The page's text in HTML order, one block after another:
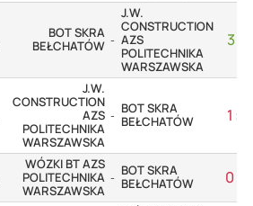
BOT SKRA
BEŁCHATÓW -
J.W.
CONSTRUCTION
AZS
POLITECHNIKA
WARSZAWSKA
3
J.W.
CONSTRUCTION
AZS
POLITECHNIKA
WARSZAWSKA
- BOT SKRA
BEŁCHATÓW
1 :
WÓZKI BT AZS
POLITECHNIKA
WARSZAWSKA
- BOT SKRA
BEŁCHATÓW
0